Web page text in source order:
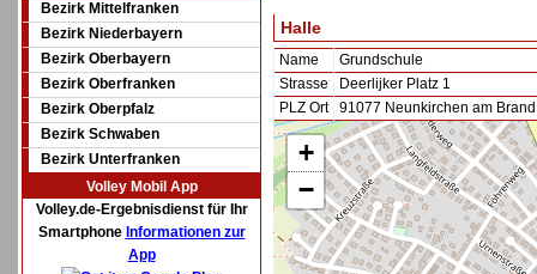
Bezirk Mittelfranken
Bezirk Niederbayern
Bezirk Oberbayern
Bezirk Oberfranken
Bezirk Oberpfalz
Bezirk Schwaben
Bezirk Unterfranken
Volley Mobil App
Volley.de-Ergebnisdienst für Ihr
Smartphone Informationen zur
App
Halle
Name
Grundschule
Strasse
Deerlijker Platz 1
PLZ Ort
91077 Neunkirchen am Brand
+
−